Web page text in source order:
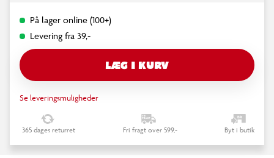
På lager online (100+)
Levering fra 39,-
LÆG I KURV
Se leveringsmuligheder
365 dages returret Fri fragt over 599,- Byt i butik